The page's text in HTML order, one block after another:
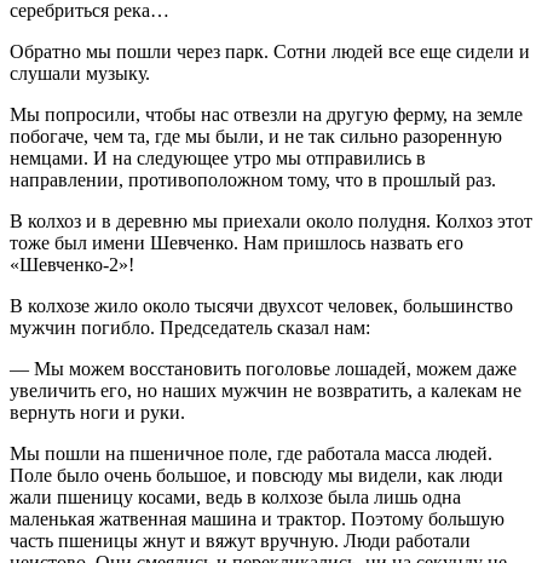
серебриться река…
Обратно мы пошли через парк. Сотни людей все еще сидели и
слушали музыку.
Мы попросили, чтобы нас отвезли на другую ферму, на земле
побогаче, чем та, где мы были, и не так сильно разоренную
немцами. И на следующее утро мы отправились в
направлении, противоположном тому, что в прошлый раз.
В колхоз и в деревню мы приехали около полудня. Колхоз этот
тоже был имени Шевченко. Нам пришлось назвать его
«Шевченко-2»!
В колхозе жило около тысячи двухсот человек, большинство
мужчин погибло. Председатель сказал нам:
― Мы можем восстановить поголовье лошадей, можем даже
увеличить его, но наших мужчин не возвратить, а калекам не
вернуть ноги и руки.
Мы пошли на пшеничное поле, где работала масса людей.
Поле было очень большое, и повсюду мы видели, как люди
жали пшеницу косами, ведь в колхозе была лишь одна
маленькая жатвенная машина и трактор. Поэтому большую
часть пшеницы жнут и вяжут вручную. Люди работали